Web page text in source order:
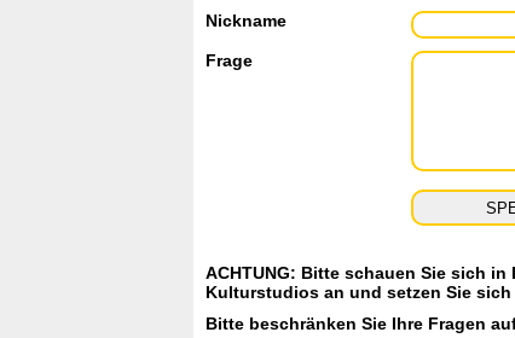
Nickname
Frage
ACHTUNG: Bitte schauen Sie sich
Kulturstudios an und setzen Sie
Bitte beschränken Sie Ihre Fragen